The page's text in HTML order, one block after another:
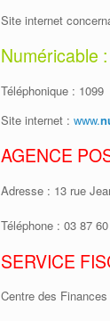
Site internet
Numéricable :
Téléphonique : 1099
Site internet : www.
AGENCE
Adresse : 13 rue
Téléphone : 03 87
SERVICE
Centre des